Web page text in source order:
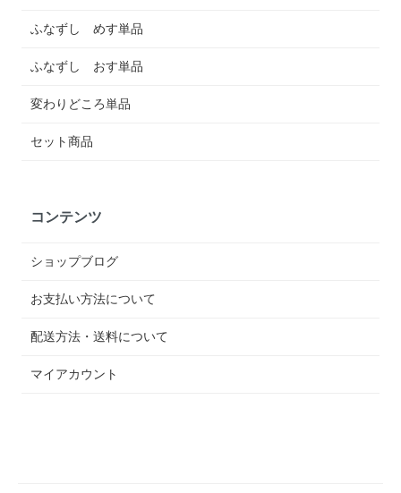
ふなずし めす単品
ふなずし おす単品
変わりどころ単品
セット商品
コンテンツ
ショップブログ
お支払い方法について
配送方法・送料について
マイアカウント